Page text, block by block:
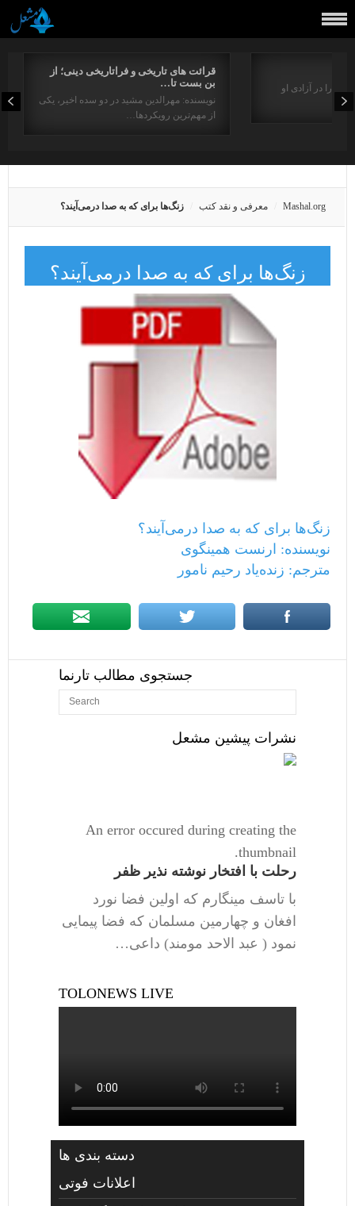
قرائت های تاریخی و فراتاریخی دینی؛ از
بن بست تا…
نویسنده: مهرالدین مشید در دو سده اخیر، یکی
از مهم‌ترین رویکردها…
را در آزادی او
Mashal.org معرفی و نقد کتب زنگ‌ها برای که به صدا درمی‌آیند؟
زنگ‌ها برای که به صدا درمی‌آیند؟
زنگ‌ها برای که به صدا درمی‌آیند؟
نویسنده: ارنست همینگوی
مترجم: زنده‌یاد رحیم نامور
جستجوی مطالب تارنما
نشرات پیشین مشعل
An error occured during creating the
thumbnail.
رحلت با افتخار نوشته نذیر ظفر
با تاسف مینگارم که اولین فضا نورد
افغان و چهارمین مسلمان که فضا پیمایی
نمود ( عبد الاحد مومند) داعی…
TOLONEWS LIVE
دسته بندی ها
اعلانات فوتی